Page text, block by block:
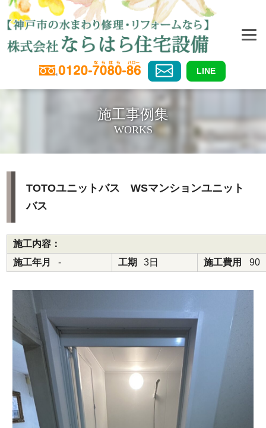
LINE
施工事例集
WORKS
TOTOユニットバス WSマンションユニット
バス
施工内容：
施工年月
- 工期 3日 施工費用 90